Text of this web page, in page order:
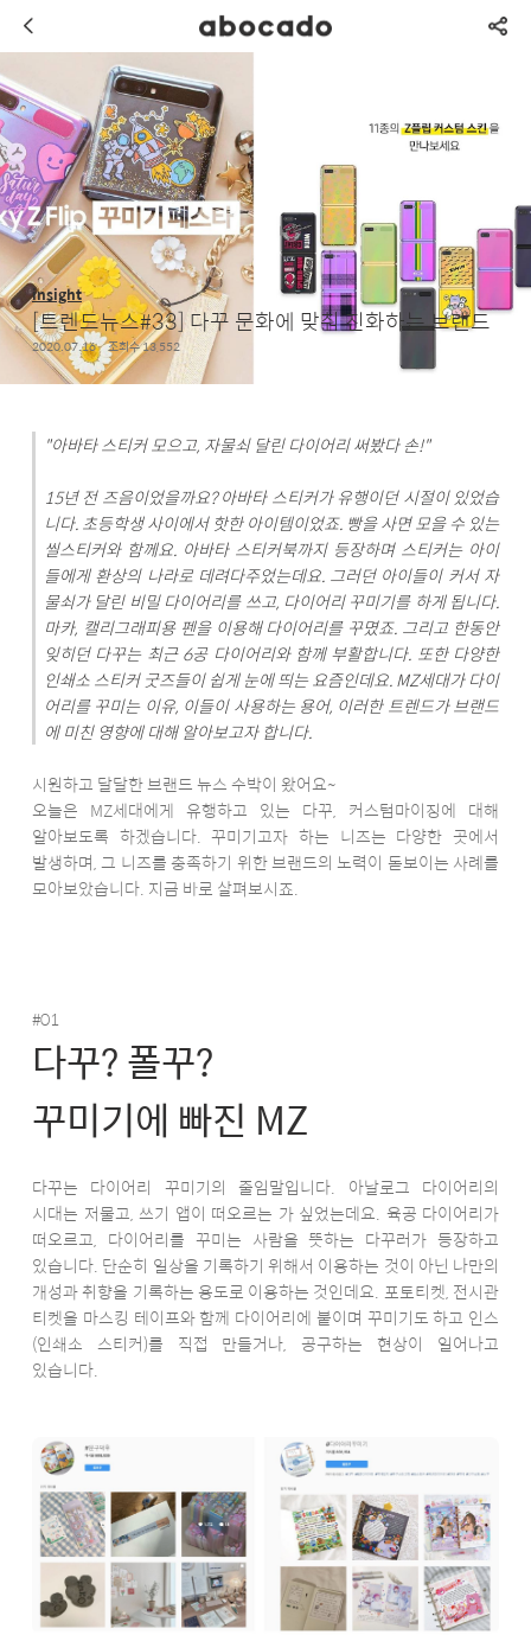
insight
[트렌드뉴스#33] 다꾸 문화에 맞춰 진화하는 브랜드
2020.07.16 조회수 13,552
"아바타 스티커 모으고, 자물쇠 달린 다이어리 써봤다 손!"
15년 전 즈음이었을까요? 아바타 스티커가 유행이던 시절이 있었습
니다. 초등학생 사이에서 핫한 아이템이었죠. 빵을 사면 모을 수 있는
씰스티커와 함께요. 아바타 스티커북까지 등장하며 스티커는 아이
들에게 환상의 나라로 데려다주었는데요. 그러던 아이들이 커서 자
물쇠가 달린 비밀 다이어리를 쓰고, 다이어리 꾸미기를 하게 됩니다.
마카, 캘리그래피용 펜을 이용해 다이어리를 꾸몄죠. 그리고 한동안
잊히던 다꾸는 최근 6공 다이어리와 함께 부활합니다. 또한 다양한
인쇄소 스티커 굿즈들이 쉽게 눈에 띄는 요즘인데요. MZ세대가 다이
어리를 꾸미는 이유, 이들이 사용하는 용어, 이러한 트렌드가 브랜드
에 미친 영향에 대해 알아보고자 합니다.
시원하고 달달한 브랜드 뉴스 수박이 왔어요~
오늘은 MZ세대에게 유행하고 있는 다꾸, 커스텀마이징에 대해
알아보도록 하겠습니다. 꾸미기고자 하는 니즈는 다양한 곳에서
발생하며, 그 니즈를 충족하기 위한 브랜드의 노력이 돋보이는 사례를
모아보았습니다. 지금 바로 살펴보시죠.
#01
다꾸? 폴꾸?
꾸미기에 빠진 MZ
다꾸는 다이어리 꾸미기의 줄임말입니다. 아날로그 다이어리의
시대는 저물고, 쓰기 앱이 떠오르는 가 싶었는데요. 육공 다이어리가
떠오르고, 다이어리를 꾸미는 사람을 뜻하는 다꾸러가 등장하고
있습니다. 단순히 일상을 기록하기 위해서 이용하는 것이 아닌 나만의
개성과 취향을 기록하는 용도로 이용하는 것인데요. 포토티켓, 전시관
티켓을 마스킹 테이프와 함께 다이어리에 붙이며 꾸미기도 하고 인스
(인쇄소 스티커)를 직접 만들거나, 공구하는 현상이 일어나고
있습니다.